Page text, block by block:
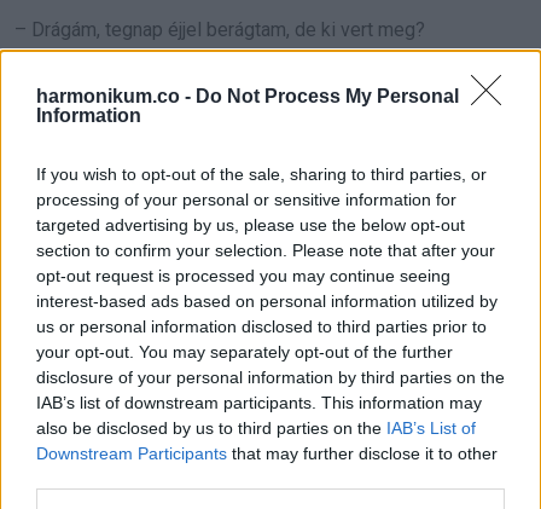
harmonikum.co - Do Not Process My Personal
Information
If you wish to opt-out of the sale, sharing to third parties, or
processing of your personal or sensitive information for
targeted advertising by us, please use the below opt-out
section to confirm your selection. Please note that after your
opt-out request is processed you may continue seeing
interest-based ads based on personal information utilized by
us or personal information disclosed to third parties prior to
your opt-out. You may separately opt-out of the further
disclosure of your personal information by third parties on the
IAB’s list of downstream participants. This information may
also be disclosed by us to third parties on the IAB’s List of
Downstream Participants that may further disclose it to other
– Drágám, tegnap éjjel berágtam, de ki vert meg?
Mire az asszony:
Éjjel 3-kor mellém bújtál, betetted a kezed a bugyimba, és
azt mondtad, ez egy vadászgörény és fejszével verték
agyon.
Oszd meg ezt a posztot:
WhatsappRedditShare